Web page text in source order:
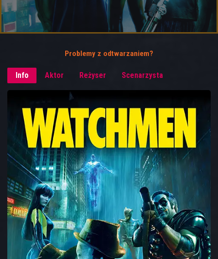
Problemy z odtwarzaniem?
Info Aktor Reżyser Scenarzysta